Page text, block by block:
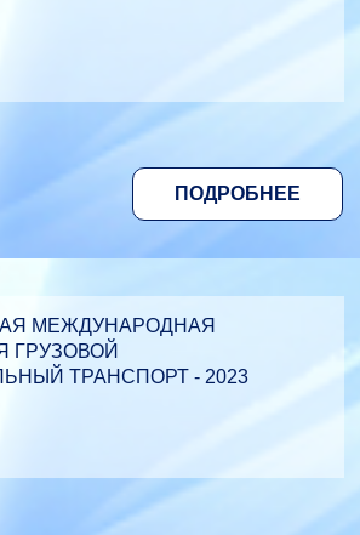
ПОДРОБНЕЕ
МЕЖДУНАРОДНАЯ
ГРУЗОВОЙ
ТРАНСПОРТ - 2023